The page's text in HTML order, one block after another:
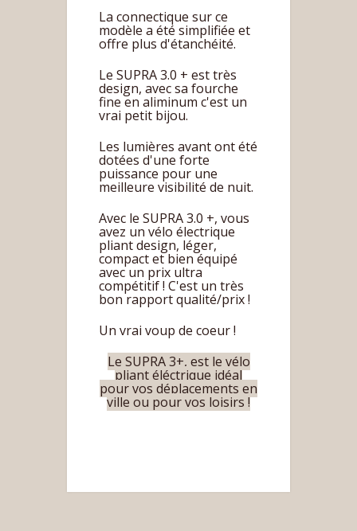
La connectique sur ce
modèle a été simplifiée et
offre plus d'étanchéité.
Le SUPRA 3.0 + est très
design, avec sa fourche
fine en aliminum c'est un
vrai petit bijou.
Les lumières avant ont été
dotées d'une forte
puissance pour une
meilleure visibilité de nuit.
Avec le SUPRA 3.0 +, vous
avez un vélo électrique
pliant design, léger,
compact et bien équipé
avec un prix ultra
compétitif ! C'est un très
bon rapport qualité/prix !
Un vrai voup de coeur !
Le SUPRA 3+, est le vélo
pliant éléctrique idéal
pour vos déplacements en
ville ou pour vos loisirs !